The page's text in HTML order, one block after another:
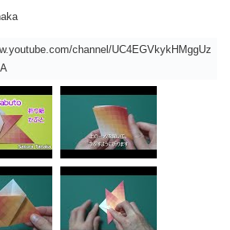
channel/UC4EGVkykHMggUz